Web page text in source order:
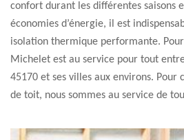
confort durant les différentes saisons
économies d’énergie, il est
isolation thermique performante.
Michelet est au service pour tout
45170 et ses villes aux environs.
de toit, nous sommes au service de